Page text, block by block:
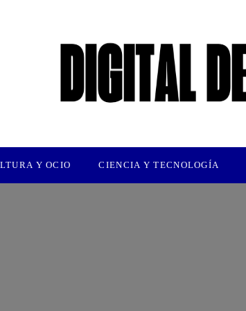
Y OCIO CIENCIA Y TECNOLOGÍA